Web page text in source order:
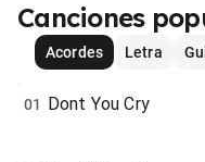
Canciones
Acordes
Letra
01 Dont You Cry